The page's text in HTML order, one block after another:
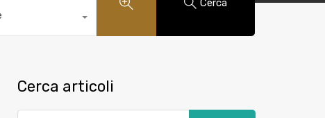
Cerca
Cerca articoli